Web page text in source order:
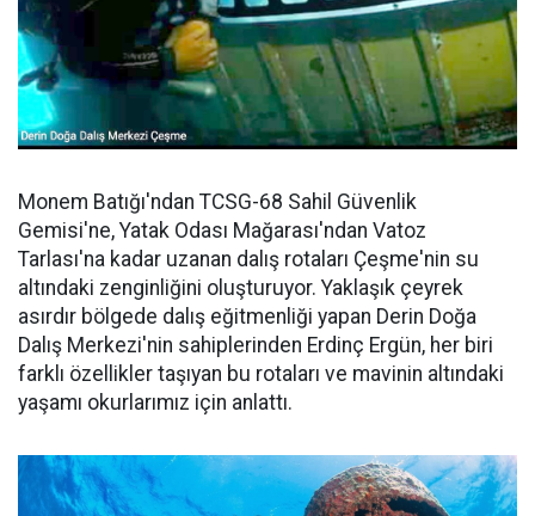
Monem Batığı'ndan TCSG-68 Sahil Güvenlik
Gemisi'ne, Yatak Odası Mağarası'ndan Vatoz
Tarlası'na kadar uzanan dalış rotaları Çeşme'nin su
altındaki zenginliğini oluşturuyor. Yaklaşık çeyrek
asırdır bölgede dalış eğitmenliği yapan Derin Doğa
Dalış Merkezi'nin sahiplerinden Erdinç Ergün, her biri
farklı özellikler taşıyan bu rotaları ve mavinin altındaki
yaşamı okurlarımız için anlattı.